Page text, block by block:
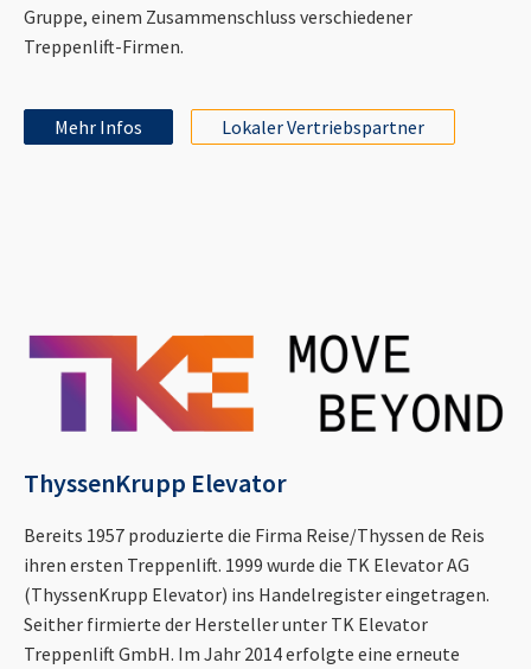
Gruppe, einem Zusammenschluss verschiedener
Treppenlift-Firmen.
Mehr Infos Lokaler Vertriebspartner
ThyssenKrupp Elevator
Bereits 1957 produzierte die Firma Reise/Thyssen de Reis
ihren ersten Treppenlift. 1999 wurde die TK Elevator AG
(ThyssenKrupp Elevator) ins Handelregister eingetragen.
Seither firmierte der Hersteller unter TK Elevator
Treppenlift GmbH. Im Jahr 2014 erfolgte eine erneute